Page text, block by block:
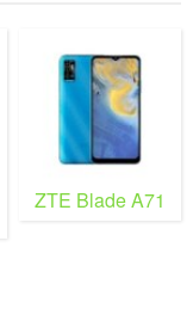
ZTE Blade A71